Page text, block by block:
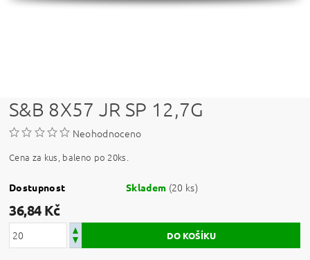
S&B 8X57 JR SP 12,7G
Neohodnoceno
Cena za kus, baleno po 20ks.
Dostupnost Skladem (20 ks)
36,84 Kč